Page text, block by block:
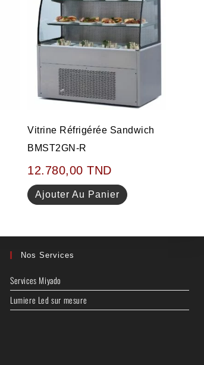
Vitrine Réfrigérée Sandwich
BMST2GN-R
12.780,00TND
Ajouter Au Panier
Nos Services
Services Miyado
Lumiere Led sur mesure